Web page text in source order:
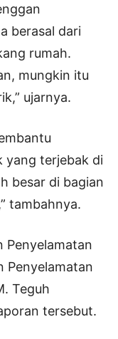
berasal dari
rumah.
mungkin itu
ujarnya.
yang terjebak di
besar di bagian
tambahnya.
Penyelamatan
Penyelamatan
Teguh
tersebut.